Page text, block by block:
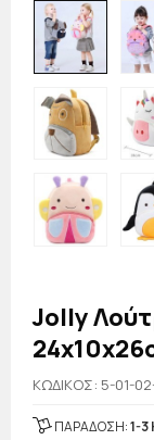
Jolly
KΩΔΙΚΟΣ: 5-01-
ΠΑΡΑΔΟΣΗ:1-